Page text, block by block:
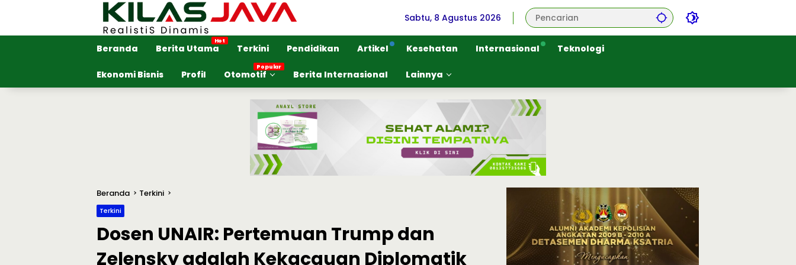
Sabtu, 8 Agustus 2026
Beranda Berita Utama Terkini Pendidikan Artikel Kesehatan Internasional Teknologi
Ekonomi Bisnis Profil Otomotif Berita Internasional Lainnya
Beranda Terkini
Terkini
Dosen UNAIR: Pertemuan Trump dan
Zelensky adalah Kekacauan Diplomatik